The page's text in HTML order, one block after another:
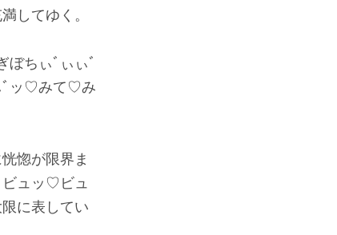
してゆく。
ちぃﾞぃぃﾞ
ﾞッ♡みて♡み
惚が限界ま
ビュッ♡ビュ
に表してい